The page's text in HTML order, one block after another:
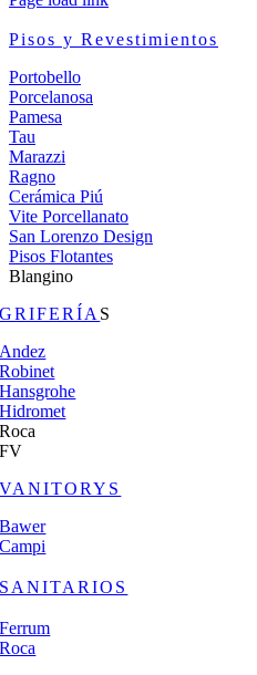
Pisos y Revestimientos
Portobello
Porcelanosa
Pamesa
Tau
Marazzi
Ragno
Cerámica Piú
Vite Porcellanato
San Lorenzo Design
Pisos Flotantes
Blangino
GRIFERÍA S
Andez
Robinet
Hansgrohe
Hidromet
Roca
FV
VANITORYS
Bawer
Campi
SANITARIOS
Ferrum
Roca